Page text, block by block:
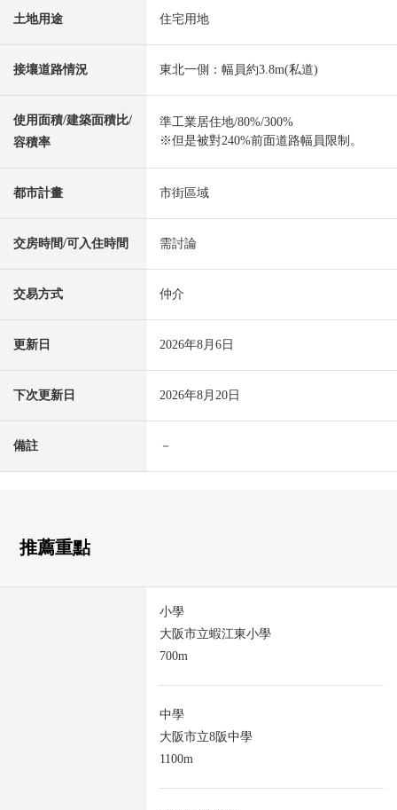
土地用途 住宅用地
接壤道路情況 東北一側：幅員約3.8m(私道)
使用面積/建築面積比/
容積率
準工業居住地/80%/300%
※但是被對240%前面道路幅員限制。
都市計畫 市街區域
交房時間/可入住時間 需討論
交易方式 仲介
更新日 2026年8月6日
下次更新日 2026年8月20日
備註 －
推薦重點
小學
大阪市立蝦江東小學
700m
中學
大阪市立8阪中學
1100m